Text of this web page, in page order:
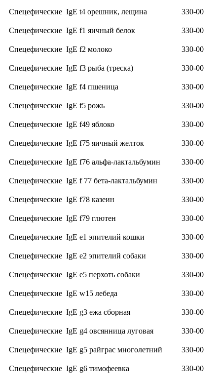
Спецефические IgE t4 орешник, лещина 330-00
Спецефические IgE f1 яичный белок 330-00
Спецефические IgE f2 молоко 330-00
Спецефические IgE f3 рыба (треска) 330-00
Спецефические IgE f4 пшеница 330-00
Спецефические IgE f5 рожь 330-00
Спецефические IgE f49 яблоко 330-00
Спецефические IgE f75 яичный желток 330-00
Спецефические IgE f76 альфа-лактальбумин 330-00
Спецефические IgE f 77 бета-лактальбумин 330-00
Спецефические IgE f78 казеин 330-00
Спецефические IgE f79 глютен 330-00
Спецефические IgE е1 эпителий кошки 330-00
Спецефические IgE е2 эпителий собаки 330-00
Спецефические IgE е5 перхоть собаки 330-00
Спецефические IgE w15 лебеда 330-00
Спецефические IgE g3 ежа сборная 330-00
Спецефические IgE g4 овсянница луговая 330-00
Спецефические IgE g5 райграс многолетний 330-00
Спецефические IgE g6 тимофеевка 330-00